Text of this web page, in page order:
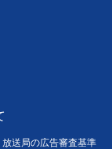
送局の広告審査基準